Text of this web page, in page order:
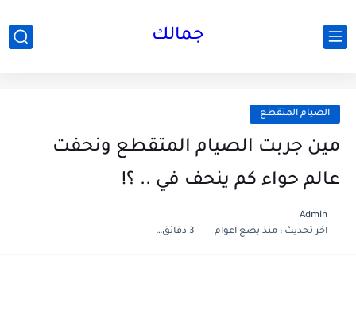
جمالك
الصيام المتقطع
مين جربت الصيام المتقطع ونحفت
عالم حواء كم ينحف في .. ؟!
Admin
اخر تحديث :منذ بضع اعوام 3 دقائق للقراءة